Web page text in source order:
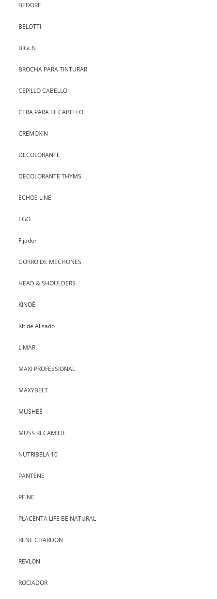
BEDORE
BELOTTI
BIGEN
BROCHA PARA TINTURAR
CEPILLO CABELLO
CERA PARA EL CABELLO
CREMOXIN
DECOLORANTE
DECOLORANTE THYMS
ECHOS LINE
EGO
Fijador
GORRO DE MECHONES
HEAD & SHOULDERS
KINOÉ
Kit de Alisado
L'MAR
MAXI PROFESSIONAL
MAXYBELT
MUSHEÉ
MUSS RECAMIER
NUTRIBELA 10
PANTENE
PEINE
PLACENTA LIFE BE NATURAL
RENE CHARDON
REVLON
ROCIADOR